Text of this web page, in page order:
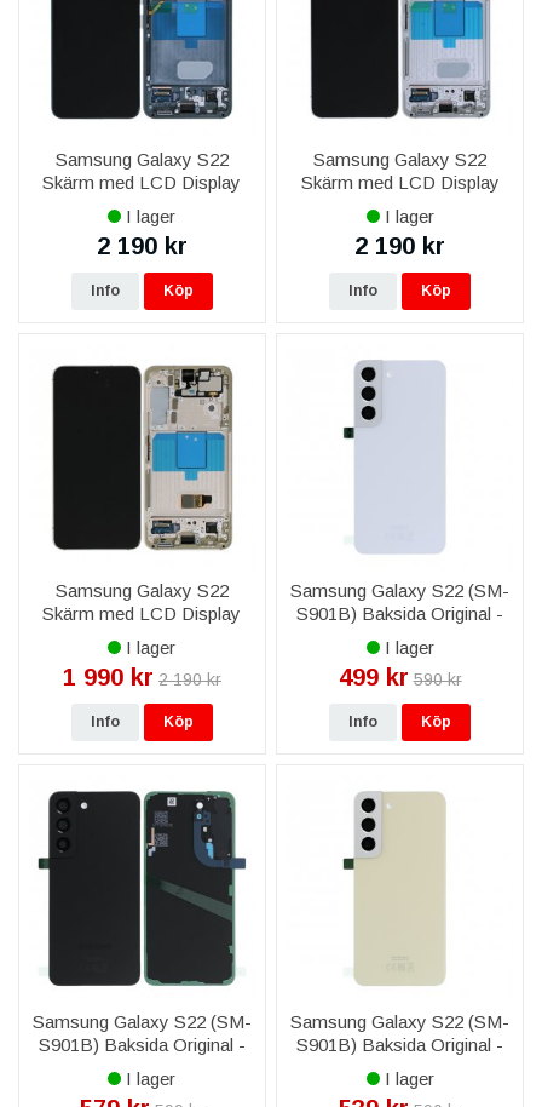
Samsung Galaxy S22
Skärm med LCD Display
Original - Grön
I lager
2 190 kr
Info Köp
Samsung Galaxy S22
Skärm med LCD Display
Original - Vit/Cream/Blå
I lager
2 190 kr
Info Köp
Samsung Galaxy S22
Skärm med LCD Display
Original - Violett
I lager
1 990 kr 2 190 kr
Info Köp
Samsung Galaxy S22 (SM-
S901B) Baksida Original -
Phantom Vit
I lager
499 kr 590 kr
Info Köp
Samsung Galaxy S22 (SM-
S901B) Baksida Original -
Svart
I lager
Samsung Galaxy S22 (SM-
S901B) Baksida Original -
Cream
I lager